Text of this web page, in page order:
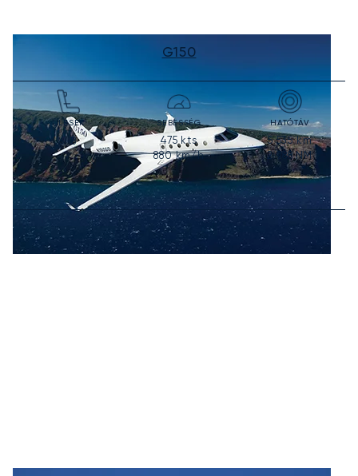
G150
ÜLÉSEK
6-8
SEBESSÉG
475 kts
880km/h
HATÓTÁV
5 535km
2 988NM